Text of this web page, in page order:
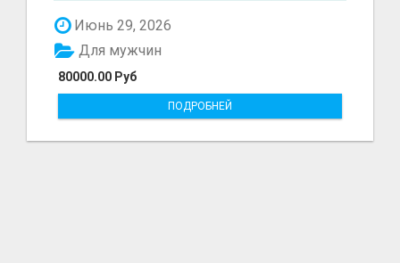
Июнь 29, 2026
80000.00 Руб
Для мужчин
ПОДРОБНЕЙ